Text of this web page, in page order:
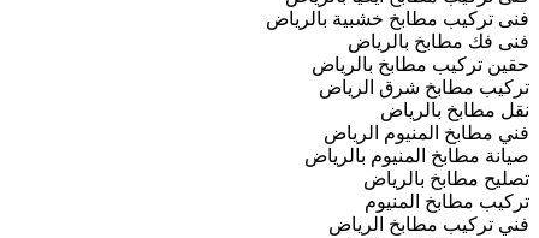
فنى تركيب مطابخ خشبية بالرياض
فنى فك مطابخ بالرياض
حقين تركيب مطابخ بالرياض
تركيب مطابخ شرق الرياض
نقل مطابخ بالرياض
فني مطابخ المنيوم الرياض
صيانة مطابخ المنيوم بالرياض
تصليح مطابخ بالرياض
تركيب مطابخ المنيوم
فني تركيب مطابخ الرياض